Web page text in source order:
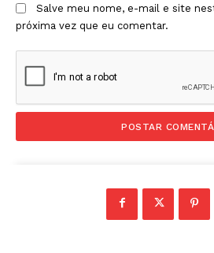
Salve meu nome, e-mail e site
próxima vez que eu comentar.